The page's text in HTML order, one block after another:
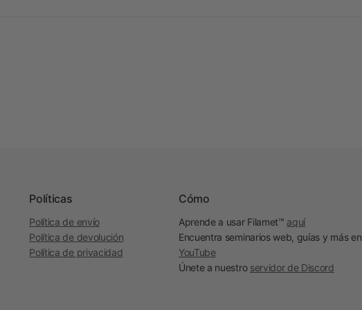
Políticas
Política de envío
Política de devolución
Política de privacidad
Cómo
Aprende a usar Filamet™ aquí
Encuentra seminarios web, guías y más en
YouTube
Únete a nuestro servidor de Discord